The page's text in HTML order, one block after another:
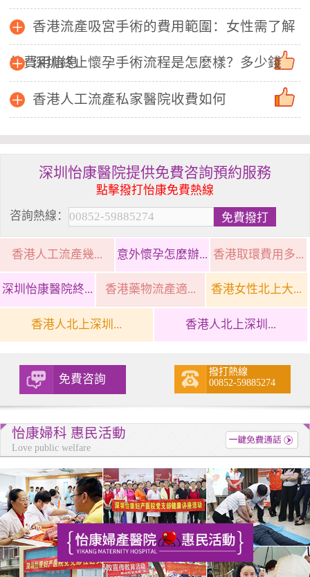
香港流產吸宮手術的費用範圍：女性需了解
的費用信息
深圳終止懷孕手術流程是怎麼樣？多少錢
香港人工流產私家醫院收費如何
深圳怡康醫院提供免費咨詢預約服務
點擊撥打怡康免費熱線
咨詢熱線：
香港人工流產幾... 意外懷孕怎麼辦... 香港取環費用多...
深圳怡康醫院終... 香港藥物流產適... 香港女性北上大...
香港人北上深圳... 香港人北上深圳...
免費咨詢
撥打熱線
00852-59885274
怡康婦科 惠民活動
Love public welfare